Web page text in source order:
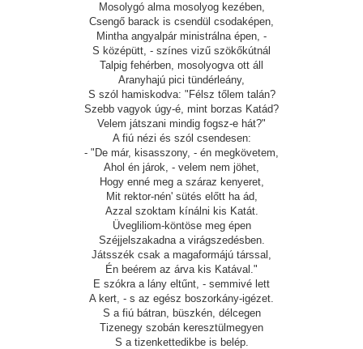
Mosolygó alma mosolyog kezében,
Csengő barack is csendül csodaképen,
Mintha angyalpár ministrálna épen, -
S középütt, - színes vizű szökőkútnál
Talpig fehérben, mosolyogva ott áll
Aranyhajú pici tündérleány,
S szól hamiskodva: "Félsz tőlem talán?
Szebb vagyok úgy-é, mint borzas Katád?
Velem játszani mindig fogsz-e hát?"
A fiú nézi és szól csendesen:
- "De már, kisasszony, - én megkövetem,
Ahol én járok, - velem nem jöhet,
Hogy enné meg a száraz kenyeret,
Mit rektor-nén' sütés előtt ha ád,
Azzal szoktam kínálni kis Katát.
Üvegliliom-köntöse meg épen
Széjjelszakadna a virágszedésben.
Játsszék csak a magaformájú társsal,
Én beérem az árva kis Katával."
E szókra a lány eltűnt, - semmivé lett
A kert, - s az egész boszorkány-igézet.
S a fiú bátran, büszkén, délcegen
Tizenegy szobán keresztülmegyen
S a tizenkettedikbe is belép.